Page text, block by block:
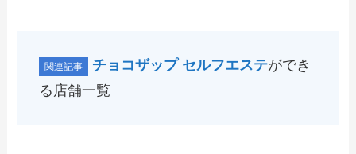
チョコザップ セルフエステができ
る店舗一覧